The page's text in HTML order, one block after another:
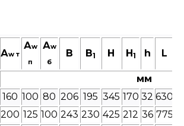
Аw т
Аw
п
Аw
б
В B1 Н H1 h L
мм
160 100 80 206 195 345 170 32 630
200 125 100 243 230 425 212 36 775